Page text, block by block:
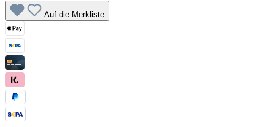
Auf die Merkliste